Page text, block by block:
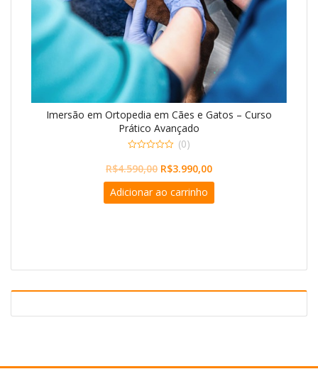
Imersão em Ortopedia em Cães e Gatos – Curso
Prático Avançado
o
u
t
o
(0)
R$4.590,00 O
preço
original
R$3.990,00O
preço
atual
Adicionar ao carrinho